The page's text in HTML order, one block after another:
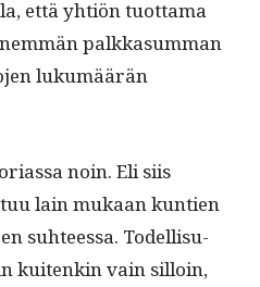
että yhtiön tuot­ta­ma
palkka­sum­man
lukumäärän
noin. Eli siis
lain mukaan kun­tien
suh­teessa. Todel­lisu­
kuitenkin vain sil­loin,